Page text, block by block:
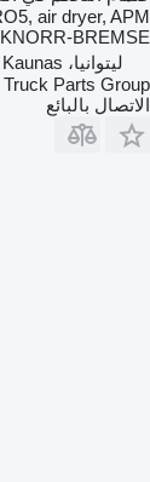
air dryer, APM
BREMSE,...
ليتوانيا، Kaunas
Truck Parts Group
الاتصال بالبائع